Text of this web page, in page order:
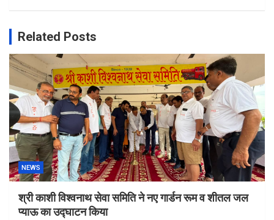
Related Posts
NEWS
श्री काशी विश्वनाथ सेवा समिति ने नए गार्डन रूम व शीतल जल
प्याऊ का उद्घाटन किया